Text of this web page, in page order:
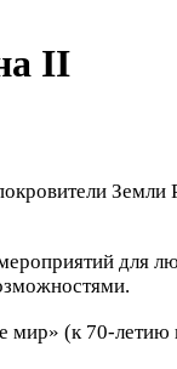
II
Земли
для
мир» (к 70-летию